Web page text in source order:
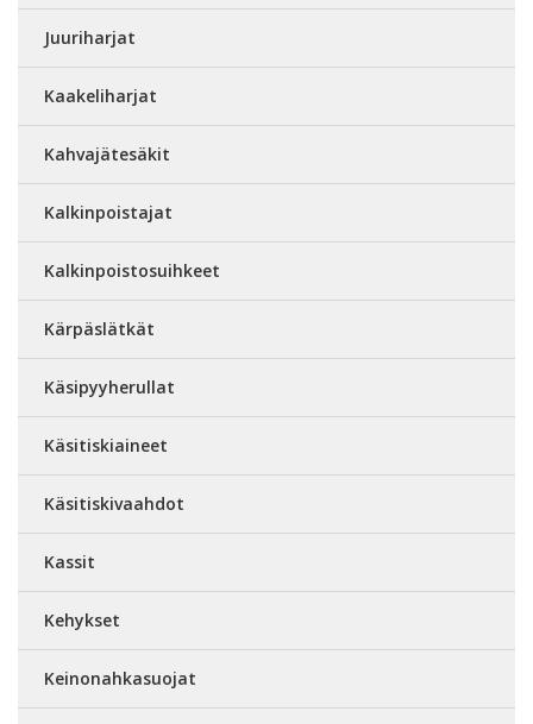
Juuriharjat
Kaakeliharjat
Kahvajätesäkit
Kalkinpoistajat
Kalkinpoistosuihkeet
Kärpäslätkät
Käsipyyherullat
Käsitiskiaineet
Käsitiskivaahdot
Kassit
Kehykset
Keinonahkasuojat